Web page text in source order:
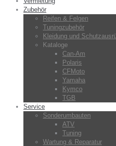
Zubehör
Reifen & Felgen
Tuningzubehör
Kleidung und
Kataloge
Can-Am
Polaris
CFMoto
Yamaha
Kymco
TGB
Service
Sonderumbauten
ATV
Tuning
Wartung & Reparatur